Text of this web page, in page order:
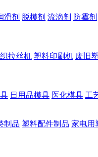
滑剂 脱模剂 流滴剂 防霉剂
拉丝机 塑料印刷机 废旧
日用品模具 医化模具 工
制品 塑料配件制品 家电用